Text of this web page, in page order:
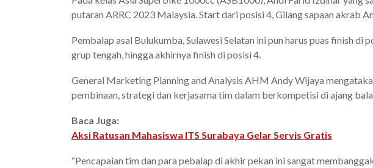
putaran ARRC 2023 Malaysia. Start dari posisi 4, Gilang sapaan akrab
Pembalap asal Bulukumba, Sulawesi Selatan ini pun harus puas finish
grup tengah, hingga akhirnya finish di posisi 4.
General Marketing Planning and Analysis AHM Andy Wijaya
pembinaan, strategi dan kerjasama tim dalam berkompetisi di ajang
Baca Juga:
Aksi Ratusan Mahasiswa ITS Surabaya Gelar Servis Gratis
“Pencapaian tim dan para pebalap di akhir pekan ini sangat